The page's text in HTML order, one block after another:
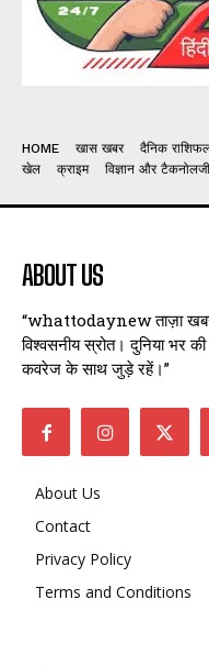
HOME खास खबर दैनिक
खेल
क्राइम विज्ञान और टैकनोलजी
ABOUT US
“whattodaynew ताज़ा
विश्वसनीय स्रोत। दुनिया भर
कवरेज के साथ जुड़े रहें।”
About Us
Contact
Privacy Policy
Terms and Conditions